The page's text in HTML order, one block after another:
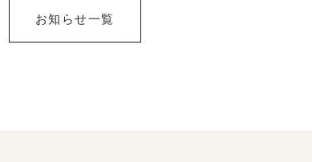
お知らせ一覧